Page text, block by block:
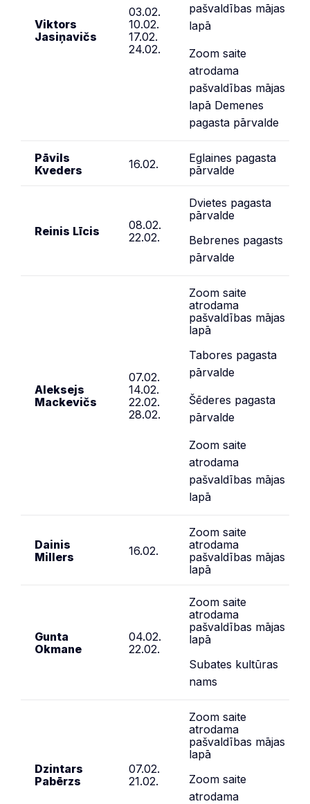
Viktors
Jasiņavičs
03.02.
10.02.
17.02.
24.02.
pašvaldības mājas
lapā
Zoom saite
atrodama
pašvaldības mājas
lapā Demenes
pagasta pārvalde
Pāvils
Kveders
16.02.
Eglaines pagasta
pārvalde
Reinis Līcis
08.02.
22.02.
Dvietes pagasta
pārvalde
Bebrenes pagasts
pārvalde
Aleksejs
Mackevičs
07.02.
14.02.
22.02.
28.02.
Zoom saite
atrodama
pašvaldības mājas
lapā
Tabores pagasta
pārvalde
Šēderes pagasta
pārvalde
Zoom saite
atrodama
pašvaldības mājas
lapā
Dainis
Millers
16.02.
Zoom saite
atrodama
pašvaldības mājas
lapā
Gunta
Okmane
04.02.
22.02.
Zoom saite
atrodama
pašvaldības mājas
lapā
Subates kultūras
nams
Dzintars
Pabērzs
07.02.
21.02.
Zoom saite
atrodama
pašvaldības mājas
lapā
Zoom saite
atrodama